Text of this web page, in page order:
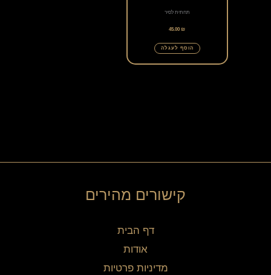
תחתית לסיר
45.00₪
הוסף לעגלה
קישורים מהירים
דף הבית
אודות
מדיניות פרטיות